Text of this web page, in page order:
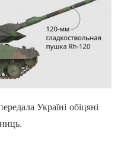
Україні обіцяні